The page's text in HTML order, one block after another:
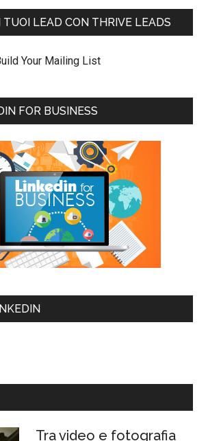
TUOI LEAD CON THRIVE LEADS
FOR BUSINESS
Tra video e fotografia